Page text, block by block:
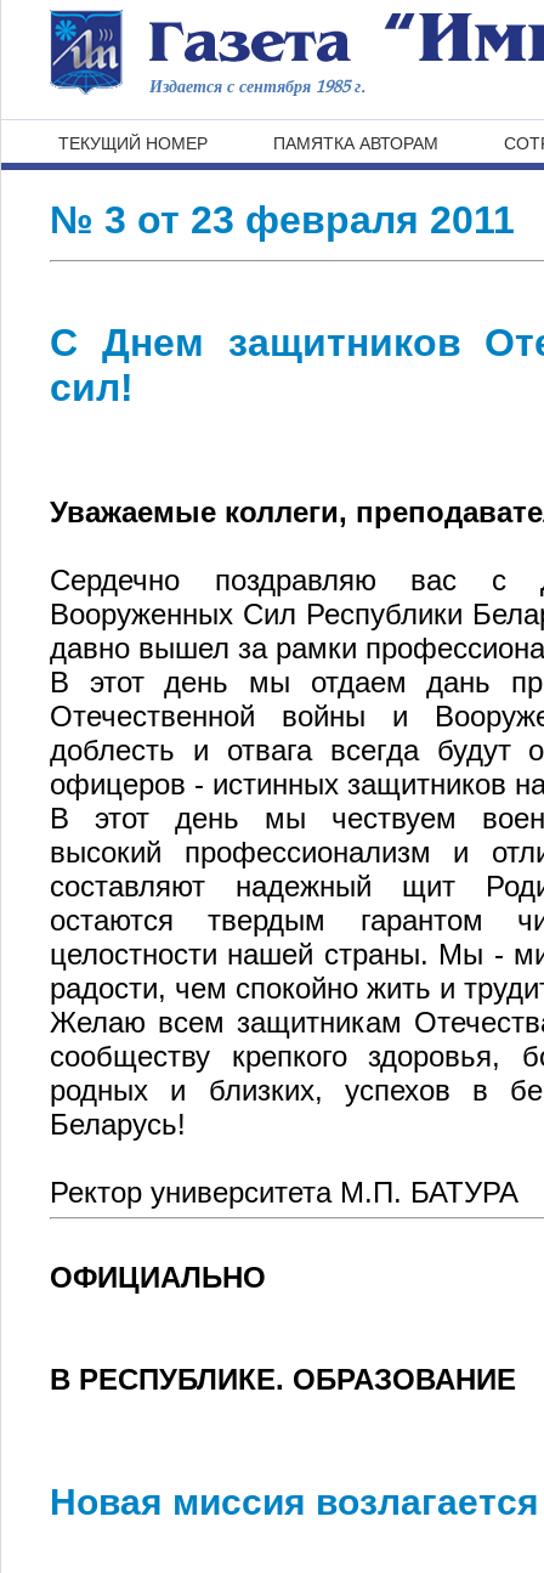
Издается с сентября 1985 г.
ТЕКУЩИЙ НОМЕР ПАМЯТКА АВТОРАМ
№ 3 от 23 февраля 2011
С Днем защитников
сил!
Уважаемые коллеги,
Сердечно поздравляю вас с
Вооруженных Сил Республики
давно вышел за рамки
В этот день мы отдаем дань
Отечественной войны и
доблесть и отвага всегда
офицеров - истинных защитников
В этот день мы чествуем
высокий профессионализм и
составляют надежный щит
остаются твердым гарантом
целостности нашей страны. Мы -
радости, чем спокойно жить и
Желаю всем защитникам
сообществу крепкого
родных и близких, успехов в
Беларусь!
Ректор университета М.П. БАТУРА
ОФИЦИАЛЬНО
В РЕСПУБЛИКЕ. ОБРАЗОВАНИЕ
Новая миссия